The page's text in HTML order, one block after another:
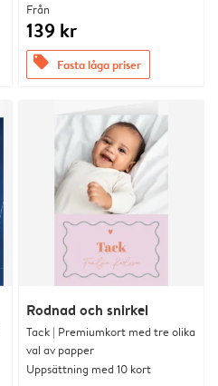
Från
139 kr
offers Fasta låga priser
Rodnad och snirkel
Tack | Premiumkort med tre olika
val av papper
Uppsättning med 10 kort